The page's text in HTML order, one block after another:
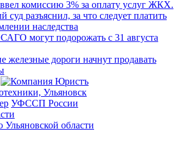
комиссию 3% за оплату услуг ЖКХ.
суд разъяснил, за что следует платить
наследства
могут подорожать с 31 августа
железные дороги начнут продавать
УФССП России